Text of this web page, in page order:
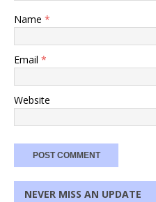
Name *
Email *
Website
NEVER MISS AN UPDATE